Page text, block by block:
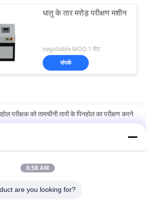
धातु के तार मरोड़ परीक्षण मशीन
negotiable MOQ:1 सेट
संपर्क
परीक्षक को तामचीनी तारों के पिनहोल का परीक्षण करने
60243 वोल्टेज ब्रेकडाउन टेस्टर मशीन इन्सुलेशन
परीक्षण उपकरण
5344 साइनसोइडल कंपन परीक्षण मशीन मूल्य
8:58 AM
are you looking for?